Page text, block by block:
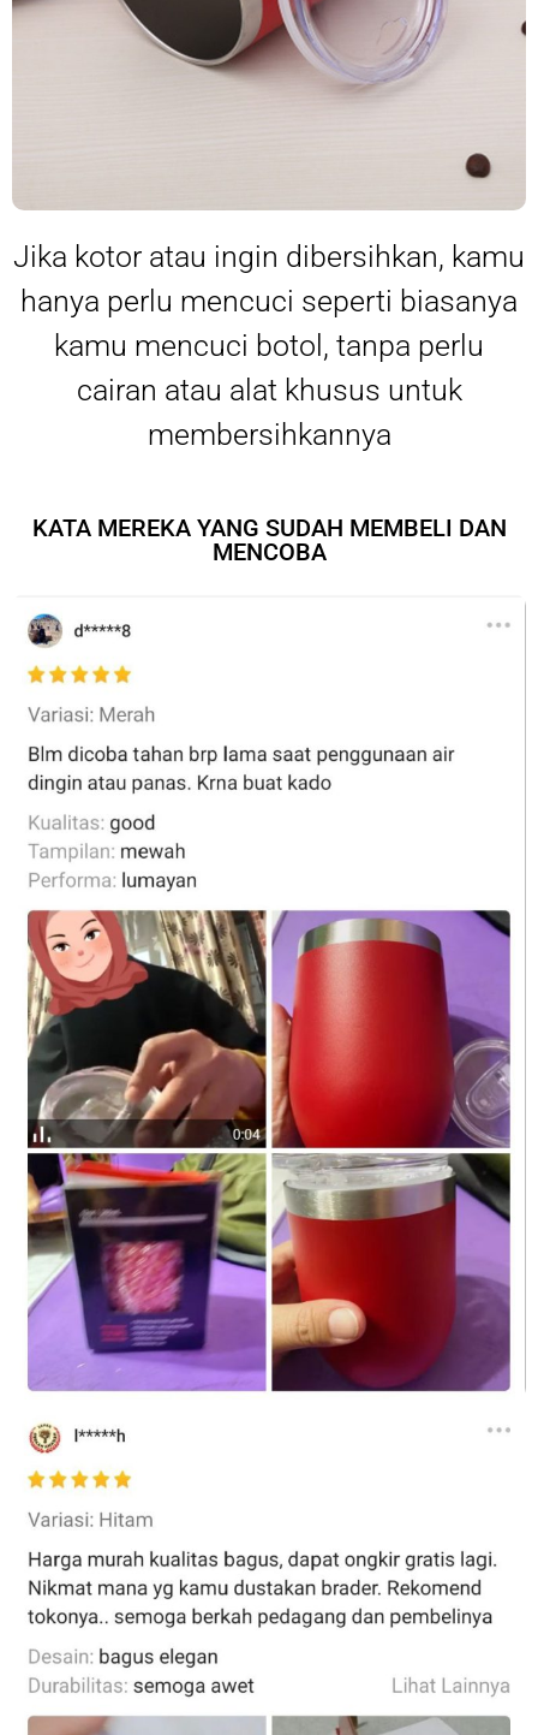
Jika kotor atau ingin dibersihkan, kamu
hanya perlu mencuci seperti biasanya
kamu mencuci botol, tanpa perlu
cairan atau alat khusus untuk
membersihkannya
KATA MEREKA YANG SUDAH MEMBELI DAN
MENCOBA